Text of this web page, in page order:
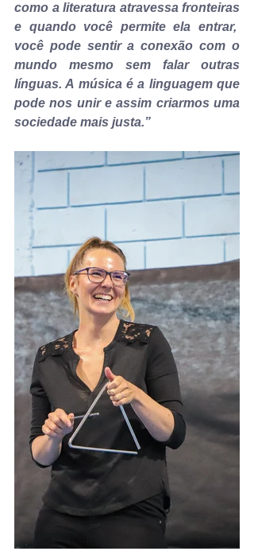
como a literatura atravessa fronteiras
e quando você permite ela entrar,
você pode sentir a conexão com o
mundo mesmo sem falar outras
línguas. A música é a linguagem que
pode nos unir e assim criarmos uma
sociedade mais justa.”